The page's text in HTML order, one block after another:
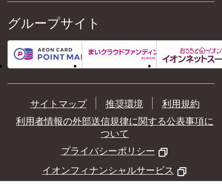
グループサイト
サイトマップ 推奨環境
利用規約
利用者情報の外部送信規律に関する公表事項に
ついて
プライバシーポリシー
イオンフィナンシャルサービス